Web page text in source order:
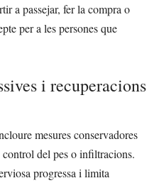
a passejar, fer la compra o
per a les persones que
i recuperacions
mesures conservadores
del pes o infiltracions.
progressa i limita